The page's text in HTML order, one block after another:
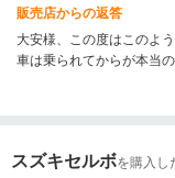
販売店からの返答
大安様、この度はこのよ
車は乗られてからが本当
よろしくお願い致します
スズキセルボを購入し